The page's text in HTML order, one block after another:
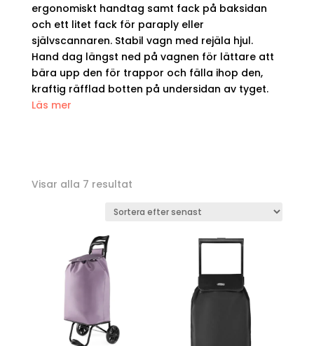
ergonomiskt handtag samt fack på baksidan
och ett litet fack för paraply eller
självscannaren. Stabil vagn med rejäla hjul.
Hand dag längst ned på vagnen för lättare att
bära upp den för trappor och fälla ihop den,
kraftig räfflad botten på undersidan av tyget.
Läs mer
Visar alla 7 resultatSortera
senaste